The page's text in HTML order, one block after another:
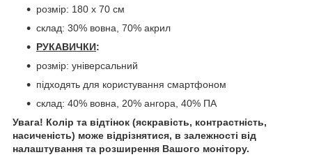
розмір: 180 х 70 см
склад: 30% вовна, 70% акрил
РУКАВИЧКИ:
розмір: універсальний
підходять для користування смартфоном
склад: 40% вовна, 20% ангора, 40% ПА
Увага! Колір та відтінок (яскравість, контрастність,
насиченість) може відрізнятися, в залежності від
налаштування та розширення Вашого монітору.